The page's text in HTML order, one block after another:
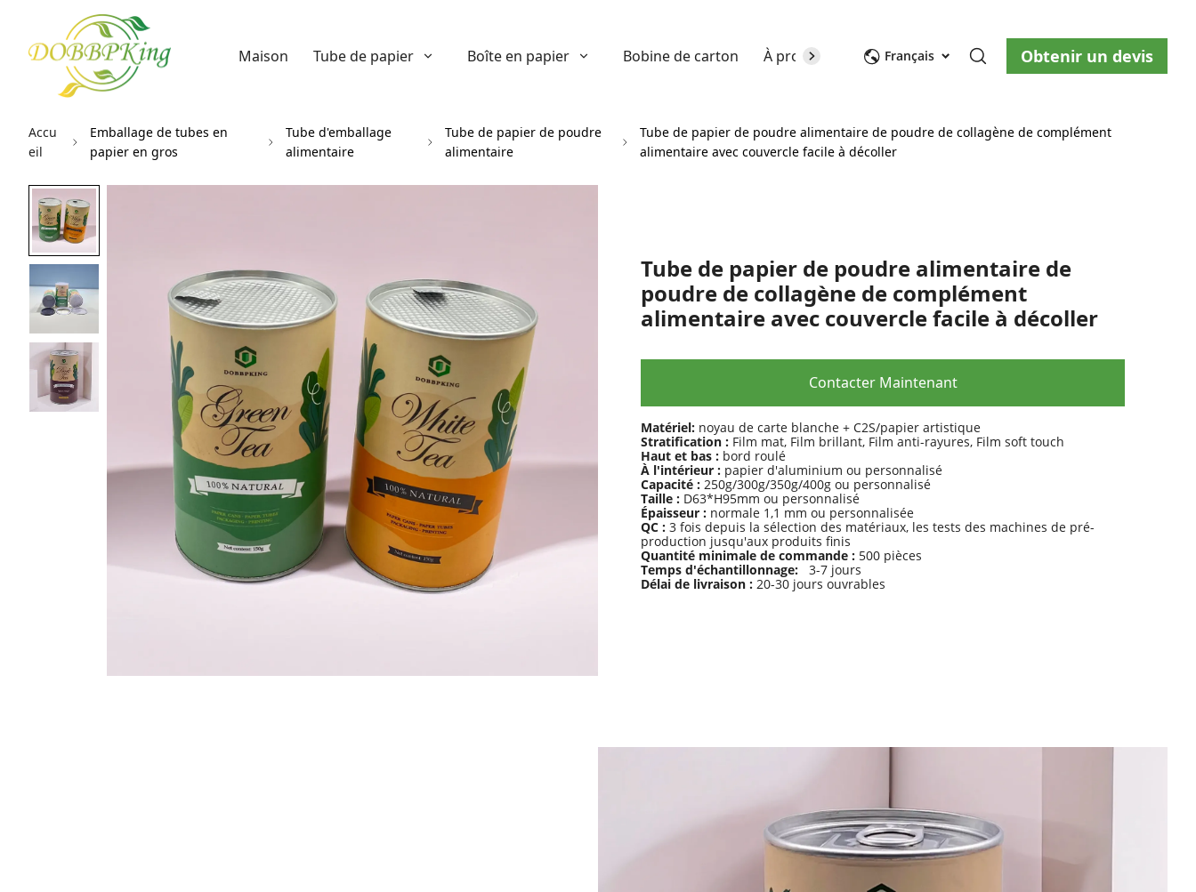
Maison Tube de papier Boîte en papier Bobine de carton À propos de nous Blog Nous contacter
Français Obtenir un devis
Accu
eil
Emballage de tubes en
papier en gros
Tube d'emballage
alimentaire
Tube de papier de poudre
alimentaire
Tube de papier de poudre alimentaire de poudre de collagène de complément
alimentaire avec couvercle facile à décoller
Tube de papier de poudre alimentaire de
poudre de collagène de complément
alimentaire avec couvercle facile à décoller
Contacter Maintenant
Matériel: noyau de carte blanche + C2S/papier artistique
Stratification : Film mat, Film brillant, Film anti-rayures, Film soft touch
Haut et bas : bord roulé
À l'intérieur : papier d'aluminium ou personnalisé
Capacité : 250g/300g/350g/400g ou personnalisé
Taille : D63*H95mm ou personnalisé
Épaisseur : normale 1,1 mm ou personnalisée
QC : 3 fois depuis la sélection des matériaux, les tests des machines de pré-
production jusqu'aux produits finis
Quantité minimale de commande : 500 pièces
Temps d'échantillonnage:
3-7 jours
Délai de livraison : 20-30 jours ouvrables